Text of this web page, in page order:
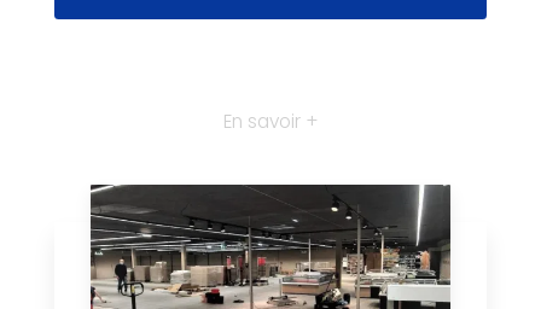
En savoir +